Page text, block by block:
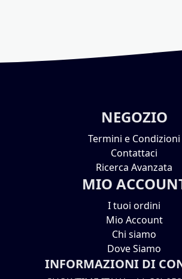
NEGOZIO
Termini e Condizioni
Contattaci
Ricerca Avanzata
MIO
I tuoi ordini
Mio Account
Chi siamo
Dove Siamo
INFORMAZIONI DI